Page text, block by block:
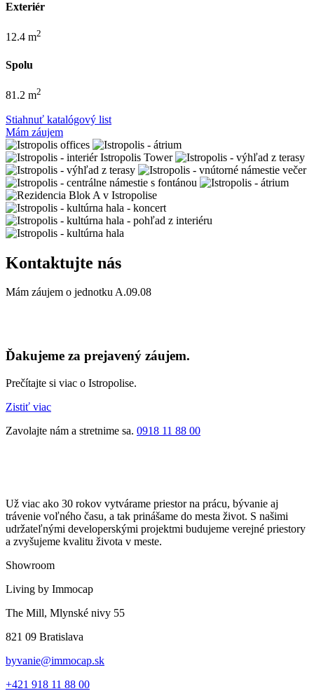
Exteriér
12.4 m2
Spolu
81.2 m2
Stiahnuť katalógový list
Mám záujem
Kontaktujte nás
Mám záujem o jednotkuA.09.08
Ďakujeme za prejavený záujem.
Prečítajte si viac o Istropolise.
Zistiť viac
Zavolajte nám a stretnime sa. 0918 11 88 00
Už viac ako 30 rokov vytvárame priestor na prácu, bývanie aj
trávenie voľného času, a tak prinášame do mesta život. S našimi
udržateľnými developerskými projektmi budujeme verejné priestory
a zvyšujeme kvalitu života v meste.
Showroom
Living by Immocap
The Mill, Mlynské nivy 55
821 09 Bratislava
byvanie@immocap.sk
+421 918 11 88 00